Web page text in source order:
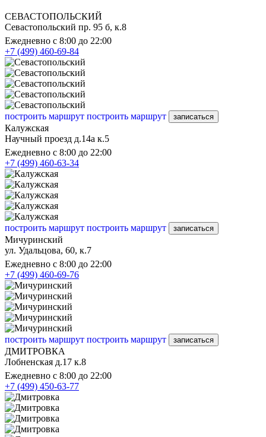
СЕВАСТОПОЛЬСКИЙ
Севастопольский пр. 95 б, к.8
Ежедневно с 8:00 до 22:00
+7 (499) 460-69-84
построить маршрут построить маршрут записаться
Калужская
Научный проезд д.14а к.5
Ежедневно с 8:00 до 22:00
+7 (499) 460-63-34
построить маршрут построить маршрут записаться
Мичуринский
ул. Удальцова, 60, к.7
Ежедневно с 8:00 до 22:00
+7 (499) 460-69-76
построить маршрут построить маршрут записаться
ДМИТРОВКА
Лобненская д.17 к.8
Ежедневно с 8:00 до 22:00
+7 (499) 450-63-77